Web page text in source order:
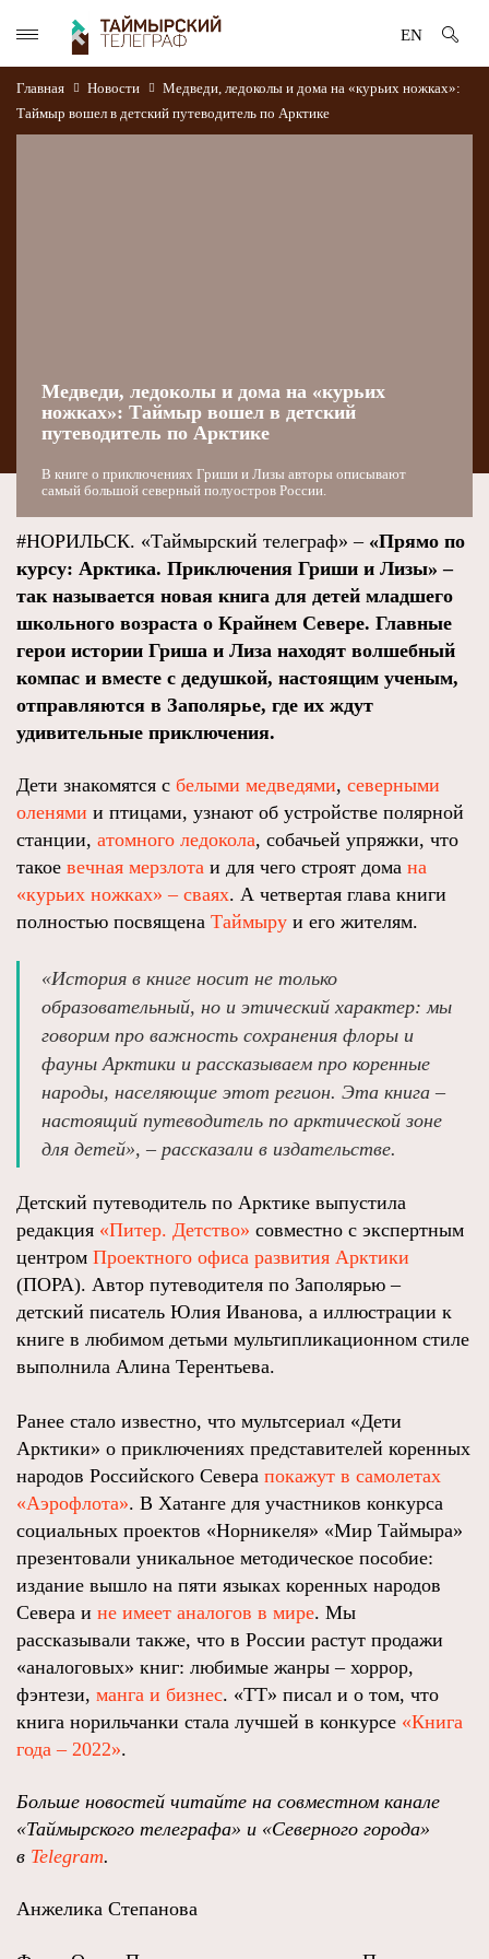
EN
Главная Новости
Медведи, ледоколы и дома на «курьих ножках»:
Таймыр вошел в детский путеводитель по Арктике
Медведи, ледоколы и дома на «курьих
ножках»: Таймыр вошел в детский
путеводитель по Арктике
В книге о приключениях Гриши и Лизы авторы описывают
самый большой северный полуостров России.
#НОРИЛЬСК. «Таймырский телеграф» – «Прямо по
курсу: Арктика. Приключения Гриши и Лизы» –
так называется новая книга для детей младшего
школьного возраста о Крайнем Севере. Главные
герои истории Гриша и Лиза находят волшебный
компас и вместе с дедушкой, настоящим ученым,
отправляются в Заполярье, где их ждут
удивительные приключения.
Дети знакомятся с белыми медведями, северными
оленями и птицами, узнают об устройстве полярной
станции, атомного ледокола, собачьей упряжки, что
такое вечная мерзлота и для чего строят дома на
«курьих ножках» – сваях. А четвертая глава книги
полностью посвящена Таймыру и его жителям.
«История в книге носит не только
образовательный, но и этический характер: мы
говорим про важность сохранения флоры и
фауны Арктики и рассказываем про коренные
народы, населяющие этот регион. Эта книга –
настоящий путеводитель по арктической зоне
для детей», – рассказали в издательстве.
Детский путеводитель по Арктике выпустила
редакция «Питер. Детство» совместно с экспертным
центром Проектного офиса развития Арктики
(ПОРА). Автор путеводителя по Заполярью –
детский писатель Юлия Иванова, а иллюстрации к
книге в любимом детьми мультипликационном стиле
выполнила Алина Терентьева.
Ранее стало известно, что мультсериал «Дети
Арктики» о приключениях представителей коренных
народов Российского Севера покажут в самолетах
«Аэрофлота». В Хатанге для участников конкурса
социальных проектов «Норникеля» «Мир Таймыра»
презентовали уникальное методическое пособие:
издание вышло на пяти языках коренных народов
Севера и не имеет аналогов в мире. Мы
рассказывали также, что в России растут продажи
«аналоговых» книг: любимые жанры – хоррор,
фэнтези, манга и бизнес. «ТТ» писал и о том, что
книга норильчанки стала лучшей в конкурсе «Книга
года – 2022».
Больше новостей читайте на совместном канале
«Таймырского телеграфа» и «Северного города»
в Telegram.
Анжелика Степанова